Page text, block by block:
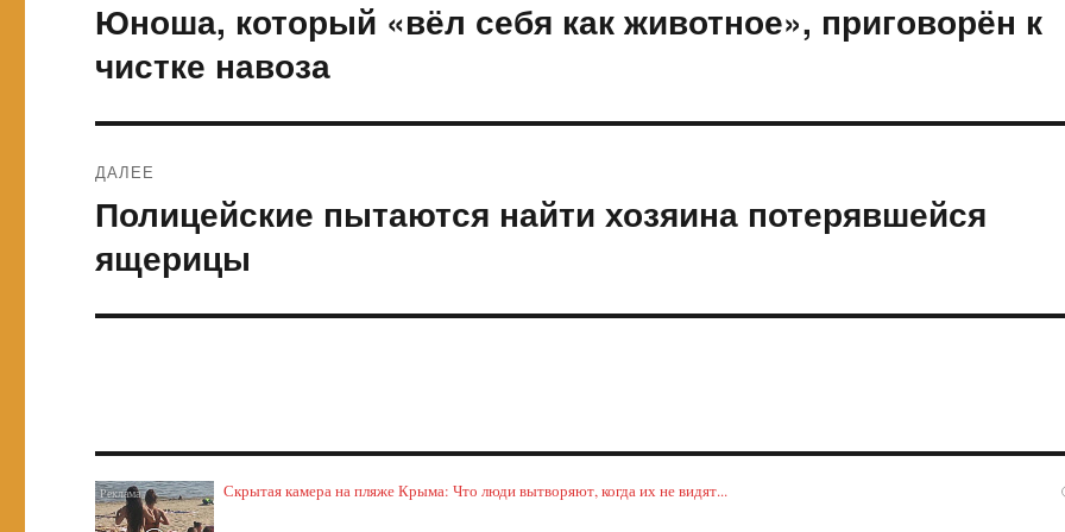
записям
Предыдущая
Юноша, который «вёл себя как животное», приговорён к
чистке навоза
ДАЛЕЕ
Следующая
Полицейские пытаются найти хозяина потерявшейся
ящерицы
Скрытая камера на пляже Крыма: Что люди вытворяют, когда их не видят...